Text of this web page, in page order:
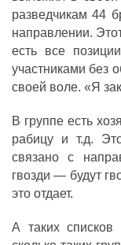
разведчикам 44
направлении.
есть все
участниками без
своей воле. «Я
В группе есть
рабицу и т.д.
связано с
гвозди — будут
это отдает.
А таких списков